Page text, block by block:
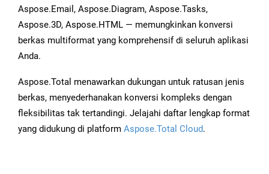
Aspose.Email, Aspose.Diagram, Aspose.Tasks,
Aspose.3D, Aspose.HTML — memungkinkan konversi
berkas multiformat yang komprehensif di seluruh aplikasi
Anda.
Aspose.Total menawarkan dukungan untuk ratusan jenis
berkas, menyederhanakan konversi kompleks dengan
fleksibilitas tak tertandingi. Jelajahi daftar lengkap format
yang didukung di platform Aspose.Total Cloud.